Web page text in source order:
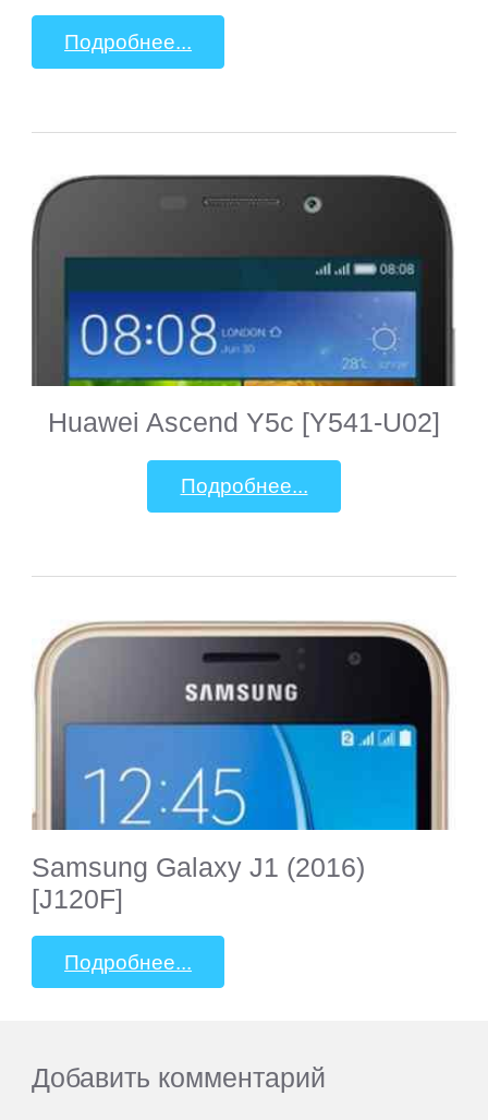
Подробнее...
Huawei Ascend Y5c [Y541-U02]
Подробнее...
Samsung Galaxy J1 (2016)
[J120F]
Подробнее...
Добавить комментарий